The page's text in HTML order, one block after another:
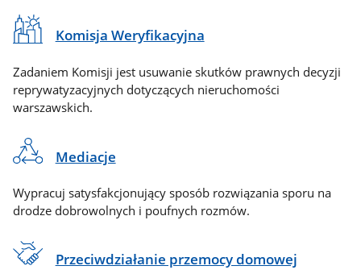
Komisja Weryfikacyjna
Zadaniem Komisji jest usuwanie skutków prawnych decyzji
reprywatyzacyjnych dotyczących nieruchomości
warszawskich.
Mediacje
Wypracuj satysfakcjonujący sposób rozwiązania sporu na
drodze dobrowolnych i poufnych rozmów.
Przeciwdziałanie przemocy domowej